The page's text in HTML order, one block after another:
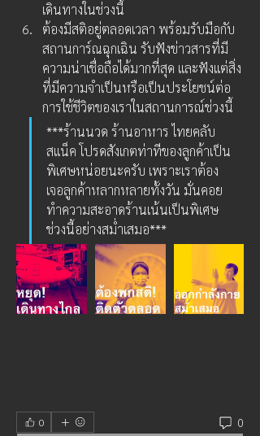
เดินทางในช่วงนี้
ต้องมีสติอยู่ตลอดเวลา พร้อมรับมือกับ
สถานการ์ณฉุกเฉิน รับฟังข่าวสารที่มี
ความน่าเชื่อถือได้มากที่สุด และฟังแต่สิ่ง
ที่มีความจำเป็นหรือเป็นประโยชน์ต่อ
การใช้ชีวิตของเราในสถานการณ์ช่วงนี้
***ร้านนวด ร้านอาหาร ไทยคลับ
สแน็ค โปรดสังเกตท่าทีของลูกค้าเป็น
พิเศษหน่อยนะครับ เพราะเราต้อง
เจอลูกค้าหลากหลายทั้งวัน มั่นคอย
ทำความสะอาดร้านเน้นเป็นพิเศษ
ช่วงนี้อย่างสม่ำเสมอ***
0 0